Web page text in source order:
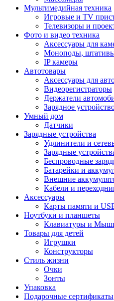
Мультимедийная техника
Игровые и TV
Телевизоры и
Фото и видео техника
Аксессуары для
Моноподы,
IP камеры
Автотовары
Аксессуары для
Видеорегистраторы
Держатели
Зарядное
Умный дом
Датчики
Зарядные устройства
Удлинители и
Зарядные
Беспроводные
Батарейки и
Внешние
Кабели и
Аксессуары
Карты памяти и
Ноутбуки и планшеты
Клавиатуры и
Товары для детей
Игрушки
Конструкторы
Стиль жизни
Очки
Зонты
Упаковка
Подарочные сертификаты